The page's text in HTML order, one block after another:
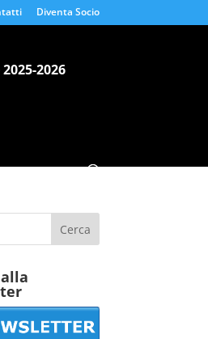
Diventa Socio
2026